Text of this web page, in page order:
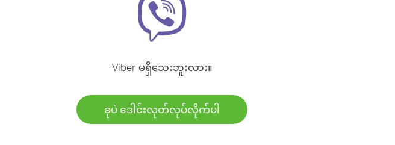
Viber မရှိသေးဘူးလား။
ခုပဲ ဒေါင်းလုတ်လုပ်လိုက်ပါ